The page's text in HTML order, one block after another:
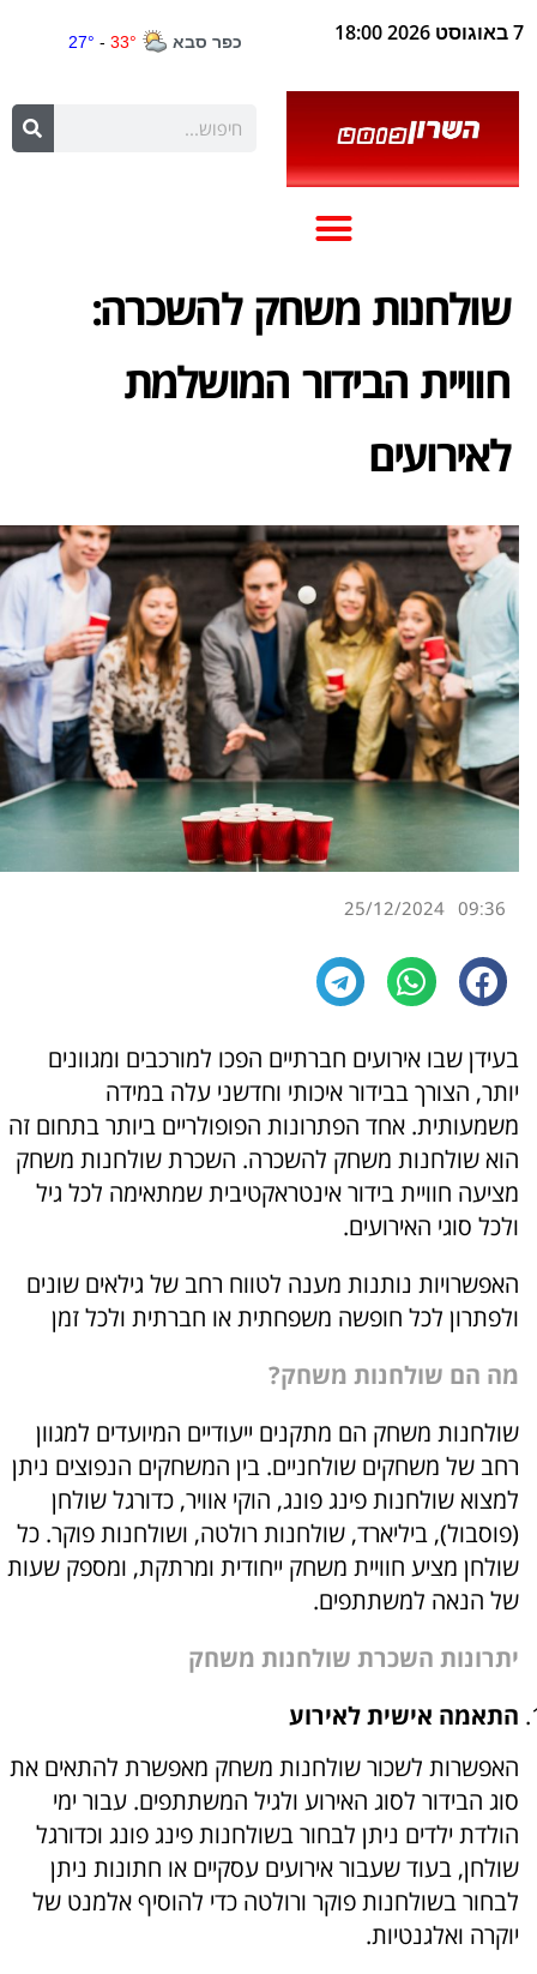
7 באוגוסט 2026 18:00
שולחנות משחק להשכרה:
חוויית הבידור המושלמת
לאירועים
09:36
25/12/2024
בעידן שבו אירועים חברתיים הפכו למורכבים ומגוונים
יותר, הצורך בבידור איכותי וחדשני עלה במידה
משמעותית. אחד הפתרונות הפופולריים ביותר בתחום זה
הוא שולחנות משחק להשכרה. השכרת שולחנות משחק
מציעה חוויית בידור אינטראקטיבית שמתאימה לכל גיל
ולכל סוגי האירועים.
האפשרויות נותנות מענה לטווח רחב של גילאים שונים
ולפתרון לכל חופשה משפחתית או חברתית ולכל זמן
מה הם שולחנות משחק?
שולחנות משחק הם מתקנים ייעודיים המיועדים למגוון
רחב של משחקים שולחניים. בין המשחקים הנפוצים ניתן
למצוא שולחנות פינג פונג, הוקי אוויר, כדורגל שולחן
(פוסבול), ביליארד, שולחנות רולטה, ושולחנות פוקר. כל
שולחן מציע חוויית משחק ייחודית ומרתקת, ומספק שעות
של הנאה למשתתפים.
יתרונות השכרת שולחנות משחק
התאמה אישית לאירוע
האפשרות לשכור שולחנות משחק מאפשרת להתאים את
סוג הבידור לסוג האירוע ולגיל המשתתפים. עבור ימי
הולדת ילדים ניתן לבחור בשולחנות פינג פונג וכדורגל
שולחן, בעוד שעבור אירועים עסקיים או חתונות ניתן
לבחור בשולחנות פוקר ורולטה כדי להוסיף אלמנט של
יוקרה ואלגנטיות.